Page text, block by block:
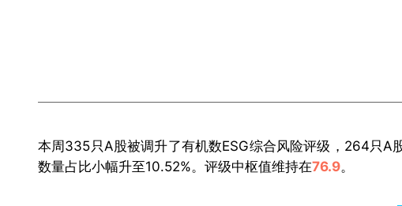
本周335只A股被调升了有机数ESG综合风险评级，264只A
数量占比小幅升至10.52%。评级中枢值维持在76.9。